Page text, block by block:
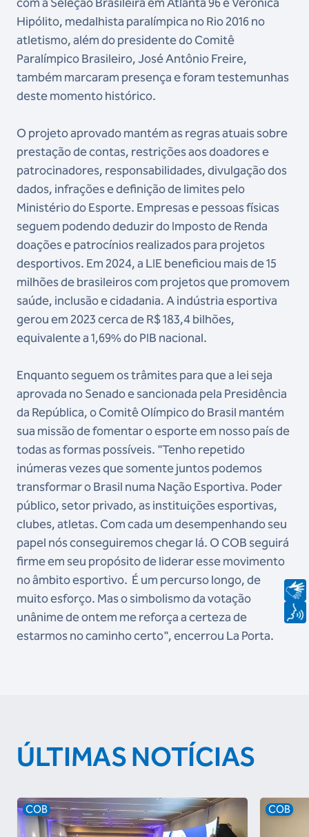
Hipólito, medalhista paralímpica no Rio 2016 no
atletismo, além do presidente do Comitê
Paralímpico Brasileiro, José Antônio Freire,
também marcaram presença e foram testemunhas
deste momento histórico.
O projeto aprovado mantém as regras atuais sobre
prestação de contas, restrições aos doadores e
patrocinadores, responsabilidades, divulgação dos
dados, infrações e definição de limites pelo
Ministério do Esporte. Empresas e pessoas físicas
seguem podendo deduzir do Imposto de Renda
doações e patrocínios realizados para projetos
desportivos. Em 2024, a LIE beneficiou mais de 15
milhões de brasileiros com projetos que promovem
saúde, inclusão e cidadania. A indústria esportiva
gerou em 2023 cerca de R$ 183,4 bilhões,
equivalente a 1,69% do PIB nacional.
Enquanto seguem os trâmites para que a lei seja
aprovada no Senado e sancionada pela Presidência
da República, o Comitê Olímpico do Brasil mantém
sua missão de fomentar o esporte em nosso país de
todas as formas possíveis. "Tenho repetido
inúmeras vezes que somente juntos podemos
transformar o Brasil numa Nação Esportiva. Poder
público, setor privado, as instituições esportivas,
clubes, atletas. Com cada um desempenhando seu
papel nós conseguiremos chegar lá. O COB seguirá
firme em seu propósito de liderar esse movimento
no âmbito esportivo. É um percurso longo, de
muito esforço. Mas o simbolismo da votação
unânime de ontem me reforça a certeza de
estarmos no caminho certo", encerrou La Porta.
ÚLTIMAS NOTÍCIAS
COB COB